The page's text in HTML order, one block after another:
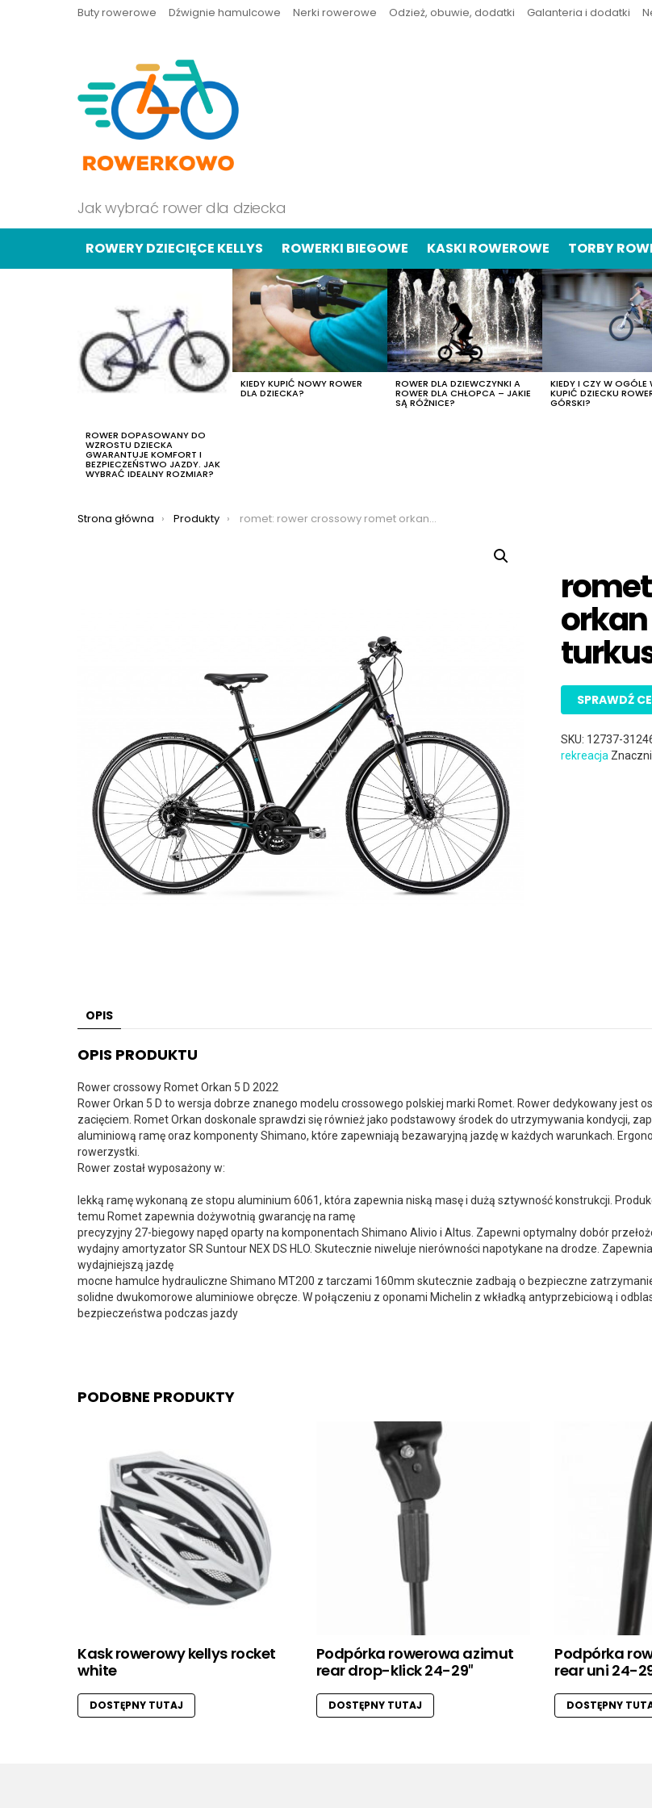
Buty rowerowe Dźwignie hamulcowe Nerki rowerowe Odzież, obuwie, dodatki Galanteria i dodatki
Jak wybrać rower dla dziecka
ROWERY DZIECIĘCE KELLYS ROWERKI BIEGOWE KASKI ROWEROWE TORBY
ROWER DOPASOWANY DO
WZROSTU DZIECKA
GWARANTUJE KOMFORT I
BEZPIECZEŃSTWO JAZDY. JAK
WYBRAĆ IDEALNY ROZMIAR?
KIEDY KUPIĆ NOWY ROWER
DLA DZIECKA?
ROWER DLA DZIEWCZYNKI A
ROWER DLA CHŁOPCA – JAKIE
SĄ RÓŻNICE?
KIEDY I CZY W OGÓLE
KUPIĆ DZIECKU
GÓRSKI?
Jesteś tutaj:
Strona główna Produkty romet: rower crossowy romet orkan 5d 2022, kolor czarno-turkusowy, rozmiar 20″
orkan
SPRAWDŹ
SKU: 12737-
rekreacja
OPIS
OPIS PRODUKTU
Rower crossowy Romet Orkan 5 D 2022
Rower Orkan 5 D to wersja dobrze znanego modelu crossowego polskiej marki Romet. Rower dedykowany jest
zacięciem. Romet Orkan doskonale sprawdzi się również jako podstawowy środek do utrzymywania kondycji,
aluminiową ramę oraz komponenty Shimano, które zapewniają bezawaryjną jazdę w każdych warunkach.
rowerzystki.
Rower został wyposażony w:
lekką ramę wykonaną ze stopu aluminium 6061, która zapewnia niską masę i dużą sztywność konstrukcji.
temu Romet zapewnia dożywotnią gwarancję na ramę
precyzyjny 27-biegowy napęd oparty na komponentach Shimano Alivio i Altus. Zapewni optymalny dobór
wydajny amortyzator SR Suntour NEX DS HLO. Skutecznie niweluje nierówności napotykane na drodze.
wydajniejszą jazdę
mocne hamulce hydrauliczne Shimano MT200 z tarczami 160mm skutecznie zadbają o bezpieczne
solidne dwukomorowe aluminiowe obręcze. W połączeniu z oponami Michelin z wkładką antyprzebiciową i
bezpieczeństwa podczas jazdy
PODOBNE PRODUKTY
Kask rowerowy kellys rocket
white
DOSTĘPNY TUTAJ
Podpórka rowerowa azimut
rear drop-klick 24-29″
DOSTĘPNY TUTAJ
Podpórka
rear uni 24-
DOSTĘPNY